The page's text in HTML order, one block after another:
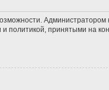
и политикой, принятыми на